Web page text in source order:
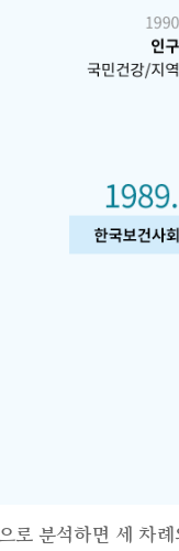
분석하면 세 차